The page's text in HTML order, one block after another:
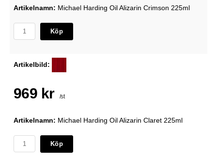
Artikelnamn: Michael Harding Oil Alizarin Crimson 225ml
Köp
Artikelbild:
969 kr /st
Artikelnamn: Michael Harding Oil Alizarin Claret 225ml
Köp